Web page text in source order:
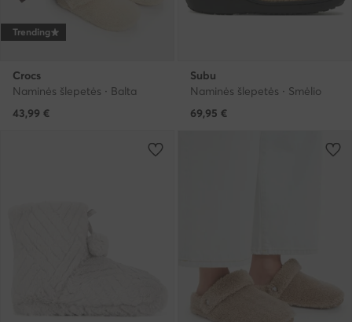
Trending
Crocs
Naminės šlepetės · Balta
43,99 €
Subu
Naminės šlepetės · Smėlio
69,95 €